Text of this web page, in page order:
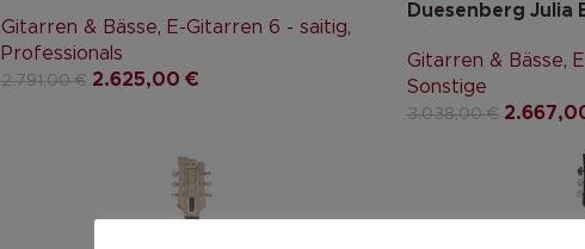
Gitarren & Bässe, E-Gitarren 6 - saitig,
Professionals
2.791,00€ 2.625,00 €
Duesenberg Julia
Gitarren & Bässe,
Sonstige
3.038,00€